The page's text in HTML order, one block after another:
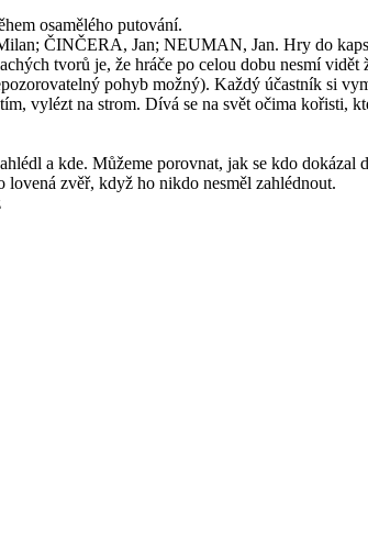
osamělého putování.
ČINČERA, Jan; NEUMAN, Jan. Hry do
tvorů je, že hráče po celou dobu nesmí
pohyb možný). Každý účastník si
vylézt na strom. Dívá se na svět očima kořisti,
a kde. Můžeme porovnat, jak se kdo
lovená zvěř, když ho nikdo nesměl zahlédnout.